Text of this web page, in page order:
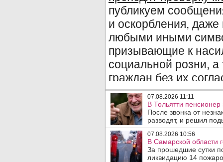
07.08.2026 11:11
В Тольятти
После звонка от
разводят, и решил
07.08.2026 10:56
В Самарской области
За прошедшие сутки
ликвидацию 14